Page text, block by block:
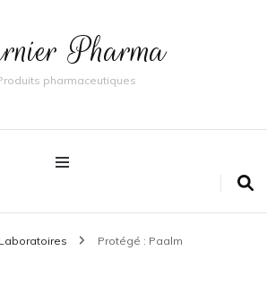
Pharma
pharmaceutiques
Protégé : Paalm